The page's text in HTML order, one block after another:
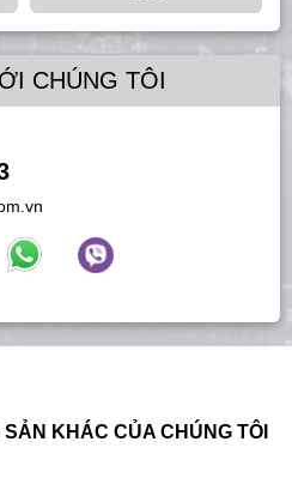
CHÚNG TÔI
KHÁC CỦA CHÚNG TÔI